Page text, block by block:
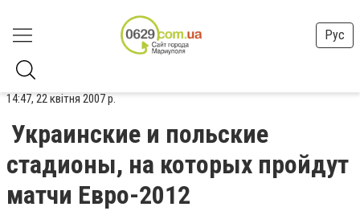
Рус
14:47, 22 квітня 2007 р.
Украинские и польские
стадионы, на которых пройдут
матчи Евро-2012